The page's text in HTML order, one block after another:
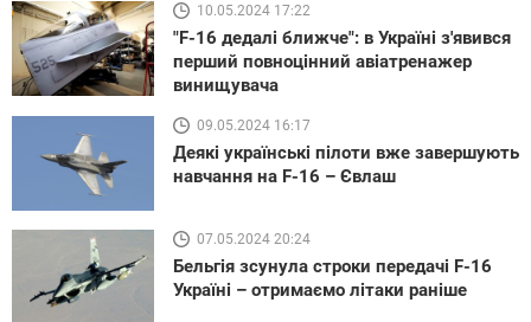
10.05.2024 17:22
"F-16 дедалі ближче": в Україні з'явився
перший повноцінний авіатренажер
винищувача
09.05.2024 16:17
Деякі українські пілоти вже завершують
навчання на F-16 – Євлаш
07.05.2024 20:24
Бельгія зсунула строки передачі F-16
Україні – отримаємо літаки раніше